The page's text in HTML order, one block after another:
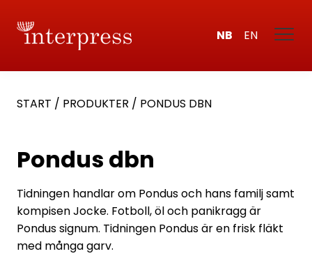
NB EN
START / PRODUKTER / PONDUS DBN
Pondus dbn
Tidningen handlar om Pondus och hans familj samt
kompisen Jocke. Fotboll, öl och panikragg är
Pondus signum. Tidningen Pondus är en frisk fläkt
med många garv.